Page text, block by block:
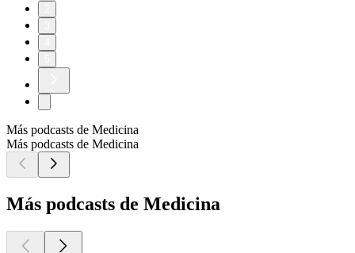
Más podcasts de Medicina
Más podcasts de Medicina
Más podcasts de Medicina